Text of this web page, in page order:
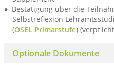
Bestätigung über die
Selbstreflexion
(OSEL Primarstufe)
Optionale Dokumente